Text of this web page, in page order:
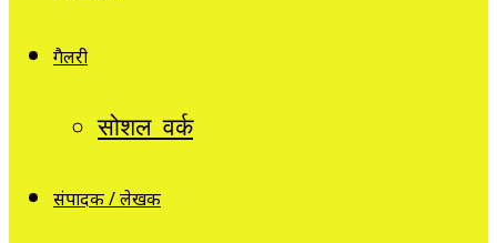
गैलरी
सोशल वर्क
संपादक / लेखक